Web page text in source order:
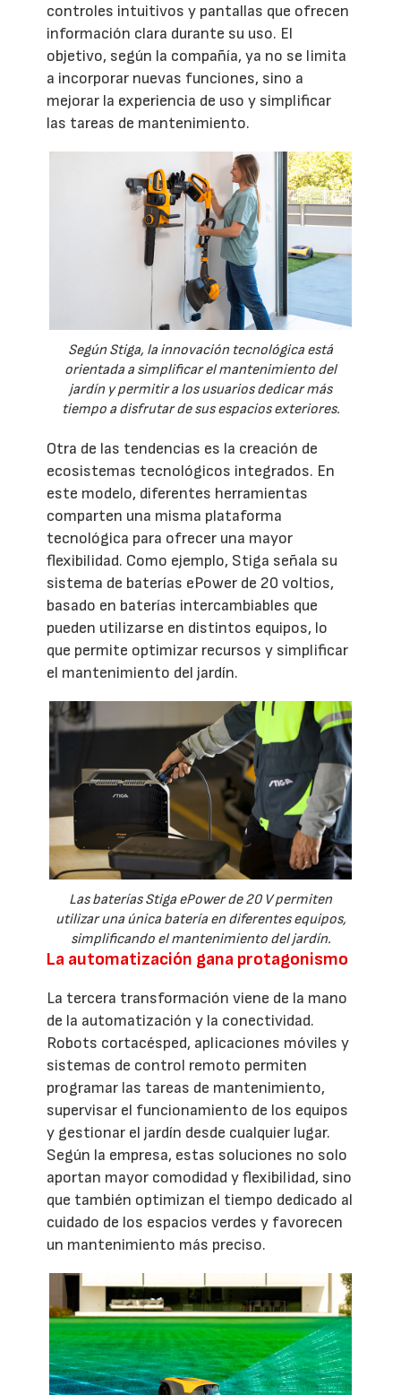
controles intuitivos y pantallas que ofrecen
información clara durante su uso. El
objetivo, según la compañía, ya no se limita
a incorporar nuevas funciones, sino a
mejorar la experiencia de uso y simplificar
las tareas de mantenimiento.
Según Stiga, la innovación tecnológica está
orientada a simplificar el mantenimiento del
jardín y permitir a los usuarios dedicar más
tiempo a disfrutar de sus espacios exteriores.
Otra de las tendencias es la creación de
ecosistemas tecnológicos integrados. En
este modelo, diferentes herramientas
comparten una misma plataforma
tecnológica para ofrecer una mayor
flexibilidad. Como ejemplo, Stiga señala su
sistema de baterías ePower de 20 voltios,
basado en baterías intercambiables que
pueden utilizarse en distintos equipos, lo
que permite optimizar recursos y simplificar
el mantenimiento del jardín.
Las baterías Stiga ePower de 20 V permiten
utilizar una única batería en diferentes equipos,
simplificando el mantenimiento del jardín.
La automatización gana protagonismo
La tercera transformación viene de la mano
de la automatización y la conectividad.
Robots cortacésped, aplicaciones móviles y
sistemas de control remoto permiten
programar las tareas de mantenimiento,
supervisar el funcionamiento de los equipos
y gestionar el jardín desde cualquier lugar.
Según la empresa, estas soluciones no solo
aportan mayor comodidad y flexibilidad, sino
que también optimizan el tiempo dedicado al
cuidado de los espacios verdes y favorecen
un mantenimiento más preciso.